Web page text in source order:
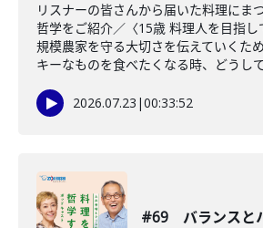
リスナーの皆さんから届いた料理にま
哲学をご紹介／〈15歳 料理人を目指
規模農家を守る大切さを伝えていくた
キーなものを食べたくなる時、どうし
2026.07.23 |00:33:52
#69 バランスと